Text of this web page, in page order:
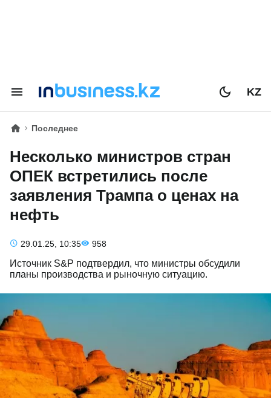
KZ
Последнее
Несколько министров стран
ОПЕК встретились после
заявления Трампа о ценах на
нефть
29.01.25, 10:35 958
Источник S&P подтвердил, что министры обсудили
планы производства и рыночную ситуацию.